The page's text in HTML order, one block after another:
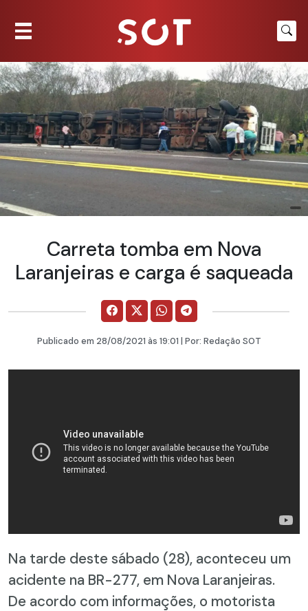
Carreta tomba em Nova
Laranjeiras e carga é saqueada
Publicado em 28/08/2021 às 19:01 | Por: Redação SOT
Na tarde deste sábado (28), aconteceu um
acidente na BR-277, em Nova Laranjeiras.
De acordo com informações, o motorista